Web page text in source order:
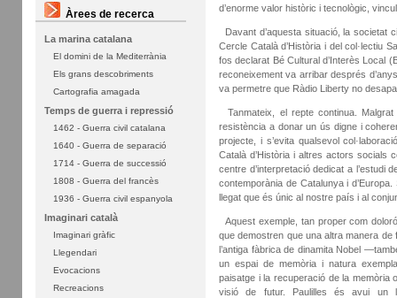
Àrees de recerca
La marina catalana
El domini de la Mediterrània
Els grans descobriments
Cartografia amagada
Temps de guerra i repressió
1462 - Guerra civil catalana
1640 - Guerra de separació
1714 - Guerra de successió
1808 - Guerra del francès
1936 - Guerra civil espanyola
Imaginari català
Imaginari gràfic
Llegendari
Evocacions
Recreacions
d’enorme valor històric i tecnològic,
Davant d’aquesta situació, la societat
Cercle Català d’Història i del col·lectiu
fos declarat Bé Cultural d’Interès Local
reconeixement va arribar després
va permetre que Ràdio Liberty no
Tanmateix, el repte continua.
resistència a donar un ús digne i
projecte, i s’evita qualsevol
Català d’Història i altres actors socials
centre d’interpretació dedicat a l’estudi
contemporània de Catalunya i
llegat que és únic al nostre país i al
Aquest exemple, tan proper com
que demostren que una altra manera de
l’antiga fàbrica de dinamita Nobel
un espai de memòria i natura
paisatge i la recuperació de la memòria
visió de futur. Paulilles és avui un